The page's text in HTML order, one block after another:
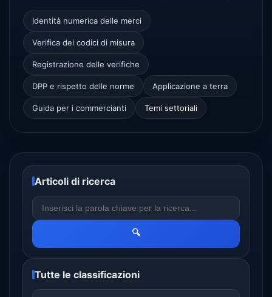
Identità numerica delle merci
Verifica dei codici di misura
Registrazione delle verifiche
DPP e rispetto delle norme Applicazione a terra
Guida per i commercianti Temi settoriali
Articoli di ricerca
🔍
Tutte le classificazioni